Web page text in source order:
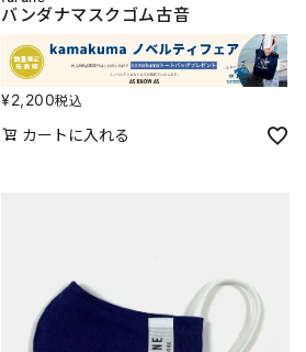
バンダナマスクゴム古音
¥2,200税込
カートに入れる